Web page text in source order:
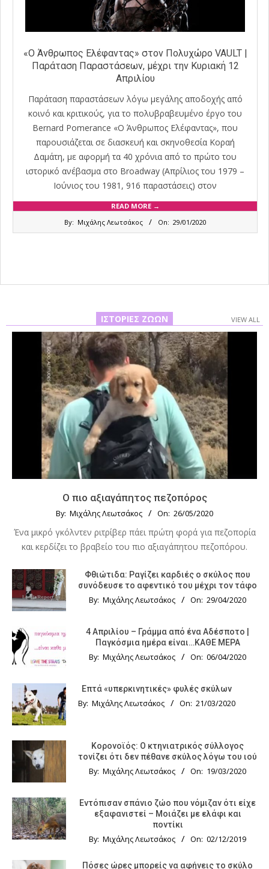
«Ο Άνθρωπος Ελέφαντας» στον Πολυχώρο VAULT |
Παράταση Παραστάσεων, μέχρι την Κυριακή 12
Απριλίου
Παράταση παραστάσεων λόγω μεγάλης αποδοχής από
κοινό και κριτικούς, για το πολυβραβευμένο έργο του
Bernard Pomerance «Ο Άνθρωπος Ελέφαντας», που
παρουσιάζεται σε διασκευή και σκηνοθεσία Κοραή
Δαμάτη, με αφορμή τα 40 χρόνια από το πρώτο του
ιστορικό ανέβασμα στο Broadway (Απρίλιος του 1979 –
Ιούνιος του 1981, 916 παραστάσεις) στον
READ MORE →
By: Μιχάλης Λεωτσάκος On: 29/01/2020
ΙΣΤΟΡΊΕΣ ΖΏΩΝ VIEW ALL
Ο πιο αξιαγάπητος πεζοπόρος
By: Μιχάλης Λεωτσάκος On: 26/05/2020
Ένα μικρό γκόλντεν ριτρίβερ πάει πρώτη φορά για πεζοπορία
και κερδίζει το βραβείο του πιο αξιαγάπητου πεζοπόρου.
Φθιώτιδα: Ραγίζει καρδιές ο σκύλος που
συνόδευσε το αφεντικό του μέχρι τον τάφο
By: Μιχάλης Λεωτσάκος On: 29/04/2020
4 Απριλίου – Γράμμα από ένα Αδέσποτο |
Παγκόσμια ημέρα είναι…ΚΑΘΕ ΜΕΡΑ
By: Μιχάλης Λεωτσάκος On: 06/04/2020
Επτά «υπερκινητικές» φυλές σκύλων
By: Μιχάλης Λεωτσάκος On: 21/03/2020
Κορονοϊός: Ο κτηνιατρικός σύλλογος
τονίζει ότι δεν πέθανε σκύλος λόγω του ιού
By: Μιχάλης Λεωτσάκος On: 19/03/2020
Εντόπισαν σπάνιο ζώο που νόμιζαν ότι είχε
εξαφανιστεί – Μοιάζει με ελάφι και
ποντίκι
By: Μιχάλης Λεωτσάκος On: 02/12/2019
Πόσες ώρες μπορείς να αφήνεις το σκύλο